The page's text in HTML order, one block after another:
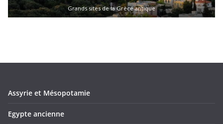
Grands sites de la Grèce antique
Assyrie et Mésopotamie
Egypte ancienne